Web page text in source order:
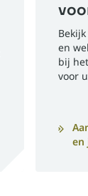
en
bij
voor
en